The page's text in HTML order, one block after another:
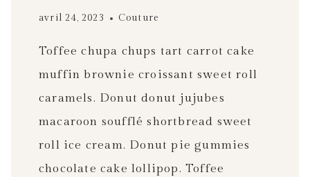
avril 24, 2023 Couture
Toffee chupa chups tart carrot cake
muffin brownie croissant sweet roll
caramels. Donut donut jujubes
macaroon soufflé shortbread sweet
roll ice cream. Donut pie gummies
chocolate cake lollipop. Toffee